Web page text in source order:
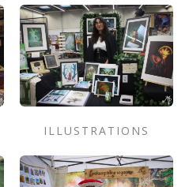
ILLUSTRATIONS